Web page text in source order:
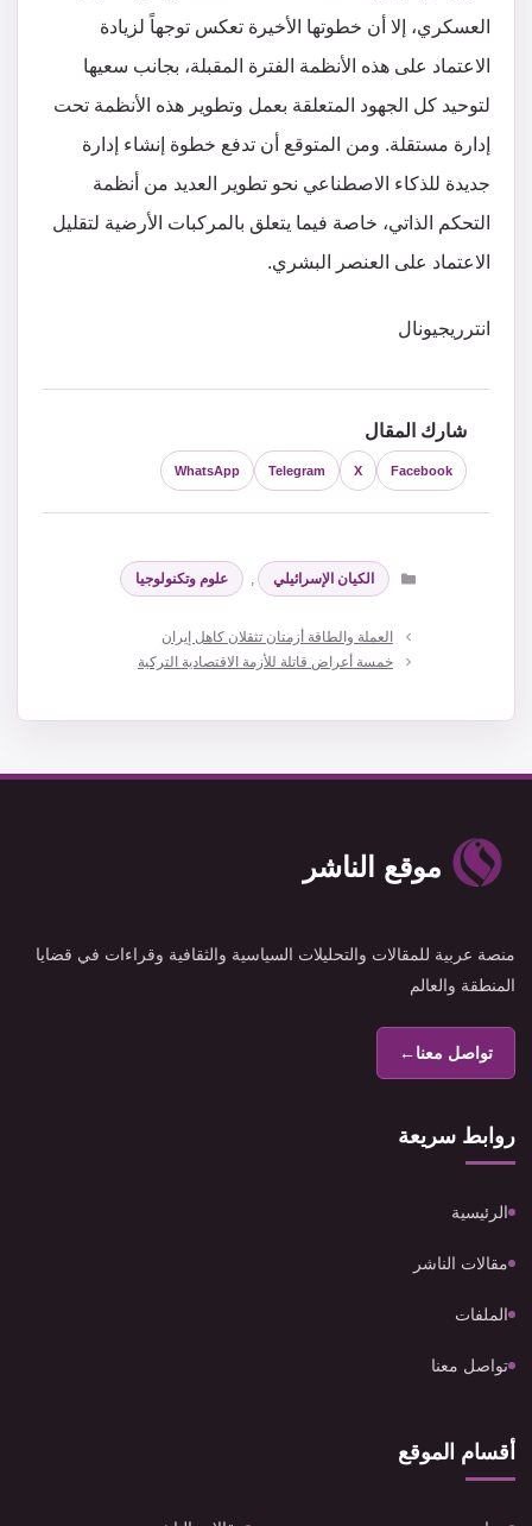
العسكري، إلا أن خطوتها الأخيرة تعكس توجهاً لزيادة
الاعتماد على هذه الأنظمة الفترة المقبلة، بجانب سعيها
لتوحيد كل الجهود المتعلقة بعمل وتطوير هذه الأنظمة تحت
إدارة مستقلة. ومن المتوقع أن تدفع خطوة إنشاء إدارة
جديدة للذكاء الاصطناعي نحو تطوير العديد من أنظمة
التحكم الذاتي، خاصة فيما يتعلق بالمركبات الأرضية لتقليل
الاعتماد على العنصر البشري.
انترريجيونال
شارك المقال
Facebook
X
Telegram
WhatsApp
التصنيفات
الكيان الإسرائيلي , علوم وتكنولوجيا
العملة والطاقة أزمتان تثقلان كاهل إيران
خمسة أعراض قاتلة للأزمة الاقتصادية التركية
موقع الناشر
منصة عربية للمقالات والتحليلات السياسية والثقافية وقراءات في قضايا
المنطقة والعالم
تواصل معنا←
روابط سريعة
الرئيسية
مقالات الناشر
الملفات
تواصل معنا
أقسام الموقع